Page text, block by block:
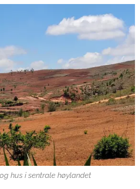
hus i sentrale høylandet